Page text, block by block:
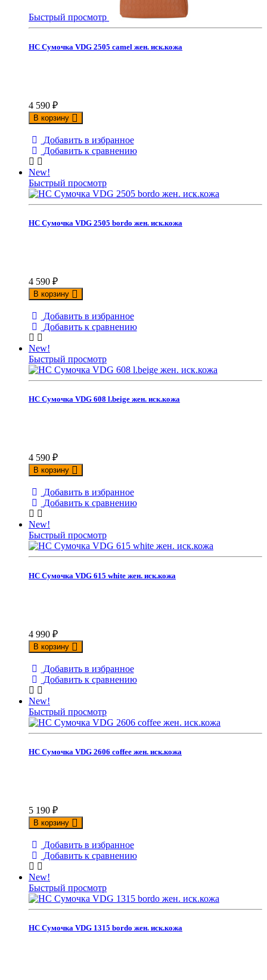
Быстрый просмотр
НС Сумочка VDG 2505 camel жен. иск.кожа
4 590 ₽
В корзину
Добавить в избранное
Добавить к сравнению
New!
Быстрый просмотр
НС Сумочка VDG 2505 bordo жен. иск.кожа
4 590 ₽
В корзину
Добавить в избранное
Добавить к сравнению
New!
Быстрый просмотр
НС Сумочка VDG 608 l.beige жен. иск.кожа
4 590 ₽
В корзину
Добавить в избранное
Добавить к сравнению
New!
Быстрый просмотр
НС Сумочка VDG 615 white жен. иск.кожа
4 990 ₽
В корзину
Добавить в избранное
Добавить к сравнению
New!
Быстрый просмотр
НС Сумочка VDG 2606 coffee жен. иск.кожа
5 190 ₽
В корзину
Добавить в избранное
Добавить к сравнению
New!
Быстрый просмотр
НС Сумочка VDG 1315 bordo жен. иск.кожа